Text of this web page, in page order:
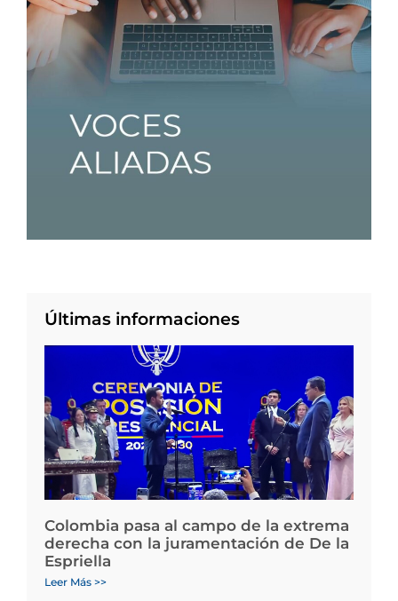
Últimas informaciones
Colombia pasa al campo de la extrema
derecha con la juramentación de De la
Espriella
Leer Más >>